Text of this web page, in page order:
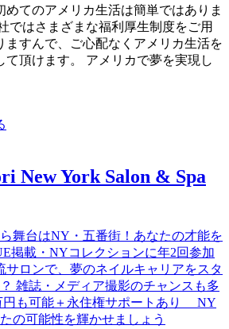
めてのアメリカ生活は簡単ではありま
ではさまざまな福利厚生制度をご用
ますんで、ご心配なくアメリカ生活を
て頂けます。 アメリカで夢を実現し
New York Salon & Spa
舞台はNY・五番街！あなたの才能を
掲載・NYコレクションに年2回参加
サロンで、夢のネイルキャリアをスタ
雑誌・メディア撮影のチャンスも多
円も可能＋永住権サポートあり NY
の可能性を輝かせましょう